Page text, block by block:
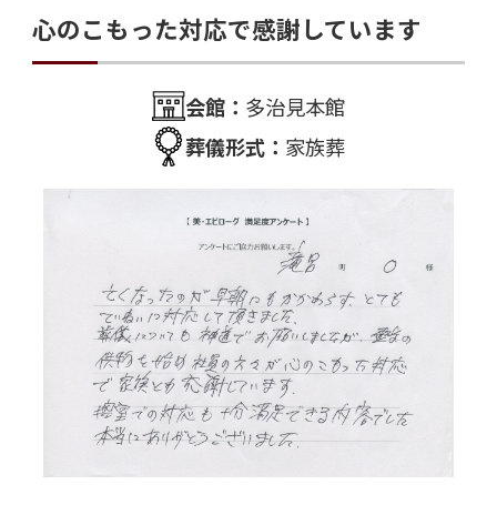
心のこもった対応で感謝しています
会館： 多治見本館
葬儀形式： 家族葬